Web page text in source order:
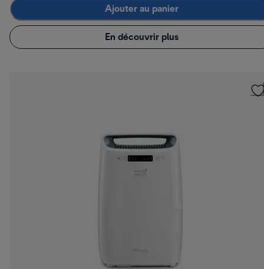
Ajouter au panier
En découvrir plus